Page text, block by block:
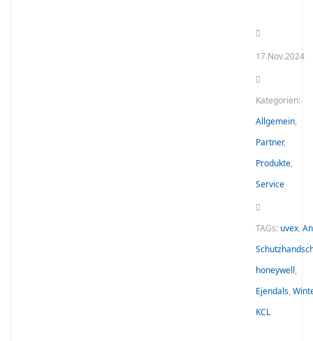
17.Nov.2024
Kategorien:
Allgemein,
Partner,
Produkte,
Service
TAGs: uvex,
honeywell,
Ejendals,
KCL